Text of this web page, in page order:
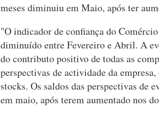
meses diminuiu em Maio, após ter
"O indicador de confiança do
diminuído entre Fevereiro e Abril. A
do contributo positivo de todas as
perspectivas de actividade da
stocks. Os saldos das perspectivas de
em maio, após terem aumentado nos